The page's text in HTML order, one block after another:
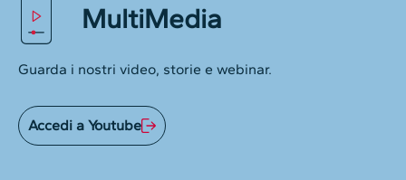
MultiMedia
Guarda i nostri video, storie e webinar.
Accedi a Youtube